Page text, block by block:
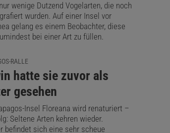
wenige Dutzend Vogelarten, die noch
wurden. Auf einer Insel vor
gelang es einem Beobachter, diese
bei einer Art zu füllen.
RALLE
hatte sie zuvor als
gesehen
Insel Floreana wird renaturiert –
Seltene Arten kehren wieder.
befindet sich eine sehr scheue